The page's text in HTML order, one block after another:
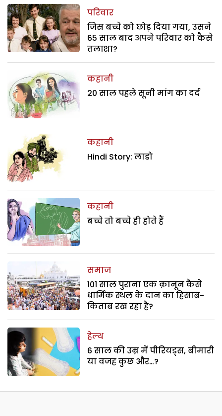
परिवार
जिस बच्चे को छोड़ दिया गया, उसने
65 साल बाद अपने परिवार को कैसे
तलाशा?
कहानी
20 साल पहले सूनी मांग का दर्द
कहानी
Hindi Story: लाडो
कहानी
बच्चे तो बच्चे ही होते हैं
समाज
101 साल पुराना एक क़ानून कैसे
धार्मिक स्थल के दान का हिसाब-
किताब रख रहा है?
हेल्थ
6 साल की उम्र में पीरियड्स, बीमारी
या वजह कुछ और…?